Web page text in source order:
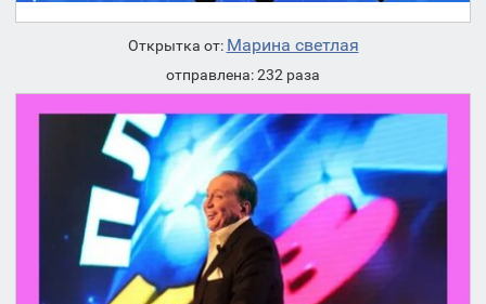
Открытка от: Марина светлая
отправлена: 232 раза